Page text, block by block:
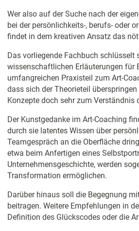
Wer also auf der Suche nach der
bei der persönlichkeits-, berufs- oder
findet in dem kreativen Ansatz das
Das vorliegende Fachbuch
wissenschaftlichen Erläuterungen für
umfangreichen Praxisteil zum Art-
dass sich der Theorieteil
Konzepte doch sehr zum Verständnis
Der Kunstgedanke im Art-Coaching
durch sie latentes Wissen über
Teamgespräch an die Oberfläche
etwa beim Anfertigen eines
Unternehmensgeschichte, werden
Transformation ermöglichen.
Darüber hinaus soll die Begegnung
beitragen. Weitere Empfehlungen in
Definition des Glückscodes oder die